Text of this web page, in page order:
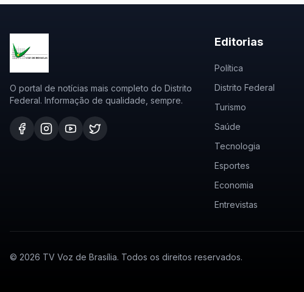
O portal de notícias mais completo do Distrito
Federal. Informação de qualidade, sempre.
Editorias
Política
Distrito Federal
Turismo
Saúde
Tecnologia
Esportes
Economia
Entrevistas
© 2026 TV Voz de Brasília. Todos os direitos reservados.